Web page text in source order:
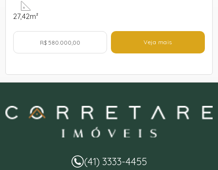
27,42m²
R$ 580.000,00 Veja mais
(41) 3333-4455